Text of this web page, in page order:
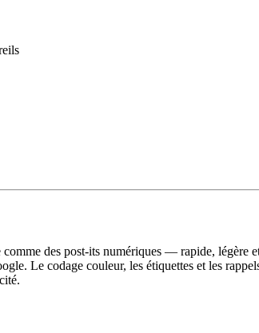
des post-its numériques — rapide, légère
Le codage couleur, les étiquettes et les